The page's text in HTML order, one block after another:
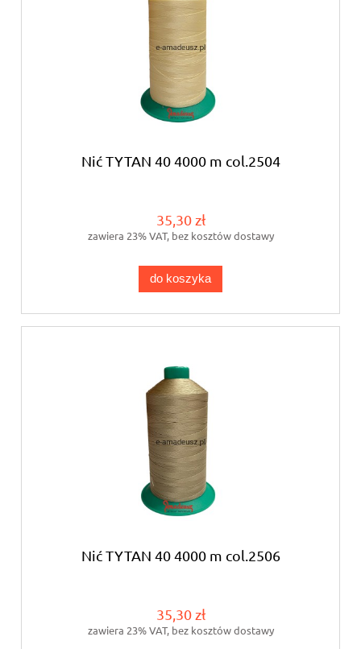
Nić TYTAN 40 4000 m col.2504
35,30 zł
zawiera 23% VAT, bez kosztów dostawy
do koszyka
Nić TYTAN 40 4000 m col.2506
35,30 zł
zawiera 23% VAT, bez kosztów dostawy